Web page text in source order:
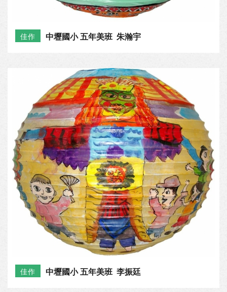
佳作 中壢國小 五年美班 朱瀚宇
佳作 中壢國小 五年美班 李振廷
大園國小 五年三班 莊絲伃